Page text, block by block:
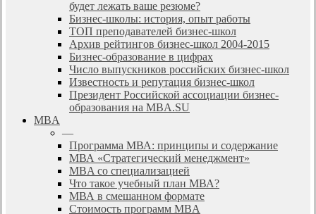
будет лежать ваше резюме?
Бизнес-школы: история, опыт работы
ТОП преподавателей бизнес-школ
Архив рейтингов бизнес-школ 2004-2015
Бизнес-образование в цифрах
Число выпускников российских бизнес-школ
Известность и репутация бизнес-школ
Президент Российской ассоциации бизнес-
образования на MBA.SU
MBA
—
Программа МВА: принципы и содержание
МВА «Cтратегический менеджмент»
MBA со специализацией
Что такое учебный план МВА?
МВА в смешанном формате
Стоимость программ MBA